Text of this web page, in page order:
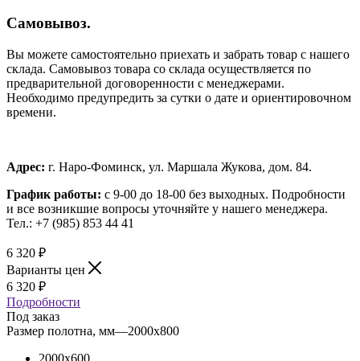
Самовывоз.
Вы можете самостоятельно приехать и забрать товар с нашего
склада. Самовывоз товара со склада осуществляется по
предварительной договоренности с менеджерами.
Необходимо предупредить за сутки о дате и ориентировочном
времени.
Адрес: г. Наро-Фоминск, ул. Маршала Жукова, дом. 84.
График работы: с 9-00 до 18-00 без выходных. Подробности
и все возникшие вопросы уточняйте у нашего менеджера.
Тел.: +7 (985) 853 44 41
6 320 ₽
Варианты цен
6 320 ₽
Подробности
Под заказ
Размер полотна, мм—2000x800
2000x600